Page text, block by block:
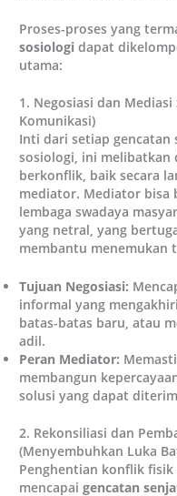
Proses-proses yang
sosiologi dapat
utama:
1. Negosiasi dan
Komunikasi)
Inti dari setiap gencatan
sosiologi, ini melibatkan
berkonflik, baik secara
mediator. Mediator bisa
lembaga swadaya
yang netral, yang
membantu menemukan
Tujuan Negosiasi:
informal yang
batas-batas baru, atau
adil.
Peran Mediator:
membangun
solusi yang dapat
2. Rekonsiliasi dan
(Menyembuhkan Luka
Penghentian konflik
mencapaigencatan